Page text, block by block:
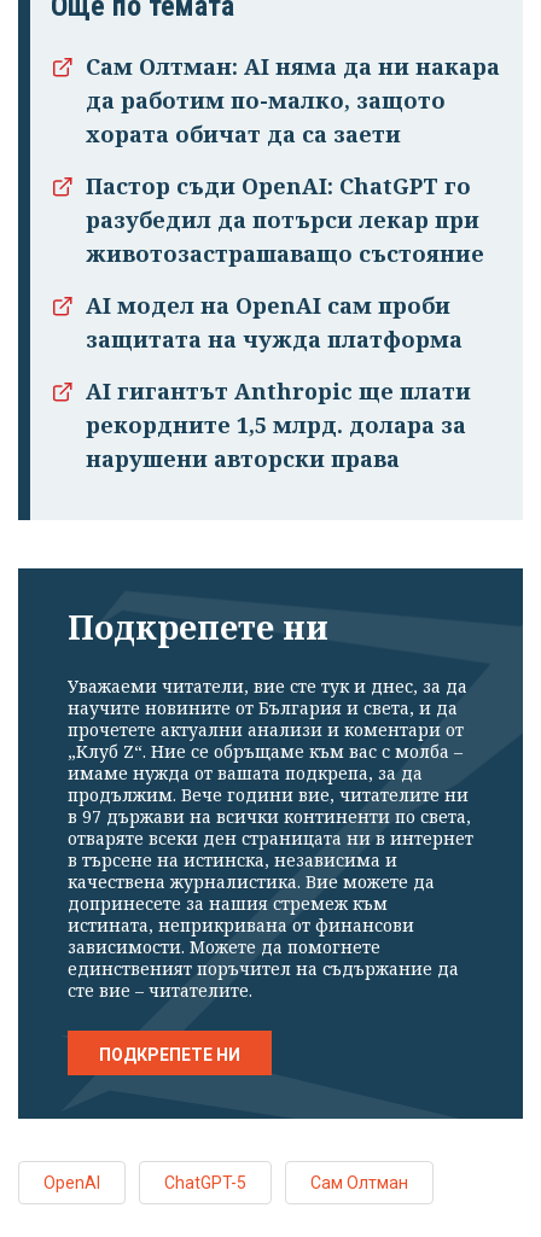
Успешно
излязохте от
профила си!
Сам Олтман: AI няма да ни накара
да работим по-малко, защото
хората обичат да са заети
Пастор съди OpenAI: ChatGPT го
разубедил да потърси лекар при
животозастрашаващо състояние
AI модел на OpenAI сам проби
защитата на чужда платформа
AI гигантът Anthropic ще плати
рекордните 1,5 млрд. долара за
нарушени авторски права
Подкрепете ни
Уважаеми читатели, вие сте тук и днес, за да
научите новините от България и света, и да
прочетете актуални анализи и коментари от
„Клуб Z“. Ние се обръщаме към вас с молба –
имаме нужда от вашата подкрепа, за да
продължим. Вече години вие, читателите ни
в 97 държави на всички континенти по света,
отваряте всеки ден страницата ни в интернет
в търсене на истинска, независима и
качествена журналистика. Вие можете да
допринесете за нашия стремеж към
истината, неприкривана от финансови
зависимости. Можете да помогнете
единственият поръчител на съдържание да
сте вие – читателите.
ПОДКРЕПЕТЕ НИ
OpenAI ChatGPT-5 Сам Олтман